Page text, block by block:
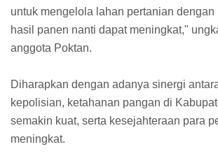
untuk mengelola lahan pertanian dengan
hasil panen nanti dapat meningkat,"
anggota Poktan.
Diharapkan dengan adanya sinergi
kepolisian, ketahanan pangan di
semakin kuat, serta kesejahteraan para
meningkat.